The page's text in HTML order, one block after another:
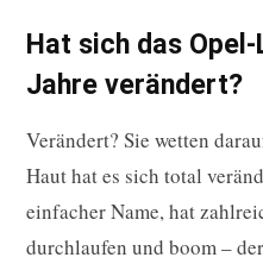
Hat sich das
Jahre verändert?
Verändert? Sie wetten
Haut hat es sich total
einfacher Name, hat
durchlaufen und boom –